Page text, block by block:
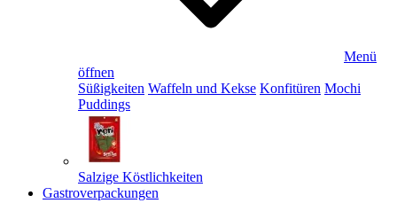
Menü
öffnen
Süßigkeiten Waffeln und Kekse Konfitüren Mochi
Puddings
Salzige Köstlichkeiten
Gastroverpackungen